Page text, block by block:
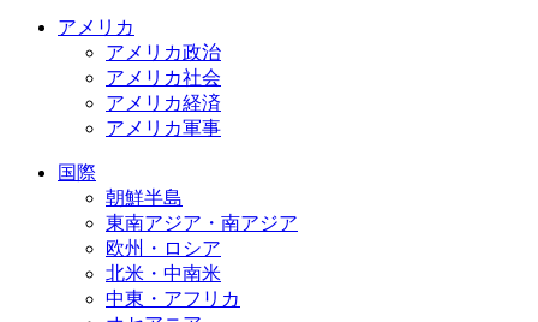
アメリカ
アメリカ政治
アメリカ社会
アメリカ経済
アメリカ軍事
国際
朝鮮半島
東南アジア・南アジア
欧州・ロシア
北米・中南米
中東・アフリカ